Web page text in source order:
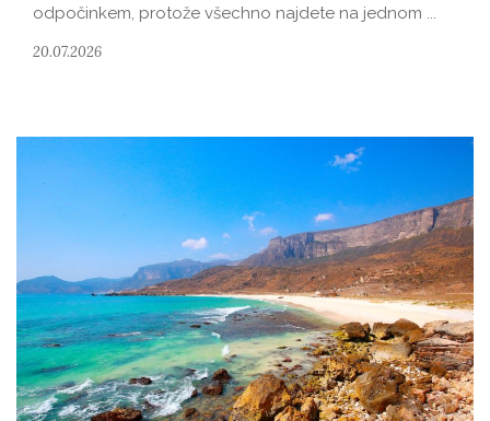
odpočinkem, protože všechno najdete na jednom ...
20.07.2026